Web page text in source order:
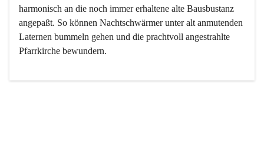
harmonisch an die noch immer erhaltene alte Bausbustanz
angepaßt. So können Nachtschwärmer unter alt anmutenden
Laternen bummeln gehen und die prachtvoll angestrahlte
Pfarrkirche bewundern.
Der Weinbau dominert heute nicht mehr, ist aber integrativer